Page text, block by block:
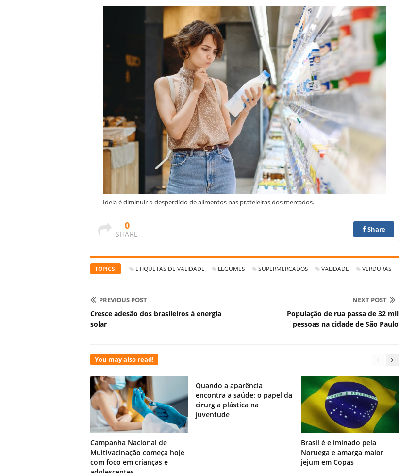
Ideia é diminuir o desperdício de alimentos nas prateleiras dos mercados.
0
SHARE
Share
TOPICS: ETIQUETAS DE VALIDADE LEGUMES SUPERMERCADOS VALIDADE VERDURAS
PREVIOUS POST
Cresce adesão dos brasileiros à energia
solar
NEXT POST
População de rua passa de 32 mil
pessoas na cidade de São Paulo
You may also read!
Campanha Nacional de
Multivacinação começa hoje
com foco em crianças e
Quando a aparência
encontra a saúde: o papel da
cirurgia plástica na
juventude
Brasil é eliminado pela
Noruega e amarga maior
jejum em Copas